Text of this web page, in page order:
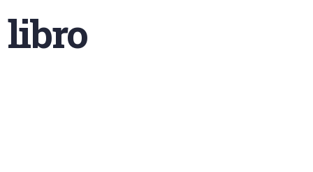
libro